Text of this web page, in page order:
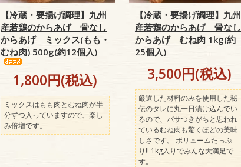
【冷蔵・要揚げ調理】九州
産若鶏のからあげ 骨なし
からあげ ミックス(もも・
むね肉) 500g(約12個入)
1,800円(税込)
ミックスはもも肉とむね肉が半
分ずつ入っていますので、楽し
み倍増です。
【冷蔵・要揚げ調理】九州
産若鶏のからあげ 骨なし
からあげ むね肉 1kg(約
25個入)
3,500円(税込)
厳選した材料のみを使用した秘
伝のタレに丸一日漬け込んでい
るので、パサつきがちと思われ
ているむね肉も驚くほどの美味
しさです。 ボリュームたっぷ
り!! 1kg入りでみんな大満足で
す。